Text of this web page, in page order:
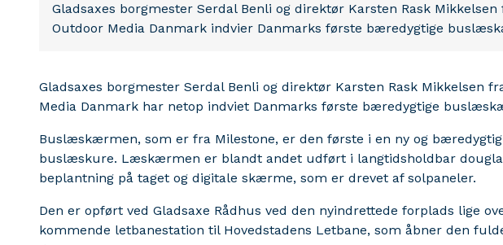
Gladsaxes borgmester Serdal Benli og direktør Karsten Rask Mikkelsen
Outdoor Media Danmark indvier Danmarks første bæredygtige
Gladsaxes borgmester Serdal Benli og direktør Karsten Rask Mikkelsen
Media Danmark har netop indviet Danmarks første bæredygtige
Buslæskærmen, som er fra Milestone, er den første i en ny og
buslæskure. Læskærmen er blandt andet udført i langtidsholdbar
beplantning på taget og digitale skærme, som er drevet af solpaneler.
Den er opført ved Gladsaxe Rådhus ved den nyindrettede forplads lige
kommende letbanestation til Hovedstadens Letbane, som åbner den